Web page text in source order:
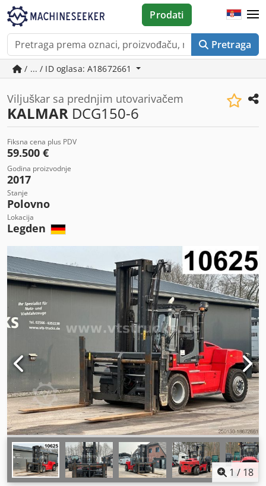
Pretraga
Prodati
/ ... / ID oglasa: A18672661
Viljuškar sa prednjim utovarivačem
KALMAR DCG150-6
Fiksna cena plus PDV
59.500 €
Godina proizvodnje
2017
Stanje
Polovno
Lokacija
Legden
1 / 18